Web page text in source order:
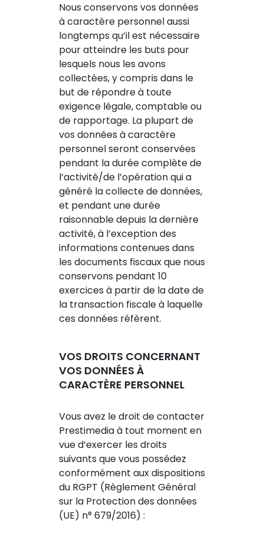
Nous conservons vos données
à caractère personnel aussi
longtemps qu’il est nécessaire
pour atteindre les buts pour
lesquels nous les avons
collectées, y compris dans le
but de répondre à toute
exigence légale, comptable ou
de rapportage. La plupart de
vos données à caractère
personnel seront conservées
pendant la durée complète de
l’activité/de l’opération qui a
généré la collecte de données,
et pendant une durée
raisonnable depuis la dernière
activité, à l’exception des
informations contenues dans
les documents fiscaux que nous
conservons pendant 10
exercices à partir de la date de
la transaction fiscale à laquelle
ces données réfèrent.
VOS DROITS CONCERNANT
VOS DONNÉES À
CARACTÈRE PERSONNEL
Vous avez le droit de contacter
Prestimedia à tout moment en
vue d’exercer les droits
suivants que vous possédez
conformément aux dispositions
du RGPT (Règlement Général
sur la Protection des données
(UE) n° 679/2016) :